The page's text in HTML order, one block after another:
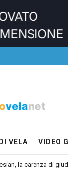
VELA VIDEO
la carenza di